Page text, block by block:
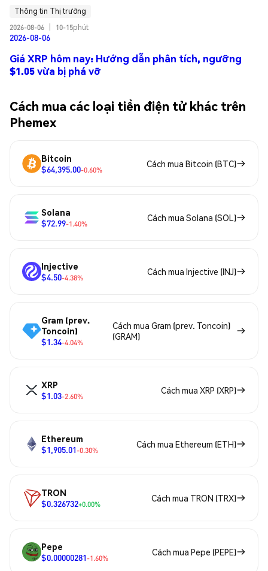
Thông tin Thị trường
2026-08-06
10-15phút
2026-08-06
Giá XRP hôm nay: Hướng dẫn phân tích, ngưỡng
$1.05 vừa bị phá vỡ
Cách mua các loại tiền điện tử khác trên
Phemex
Bitcoin
$64,395.00-0.60%
Cách mua Bitcoin (BTC)
Solana
$72.99-1.40%
Cách mua Solana (SOL)
Injective
$4.50-4.38%
Cách mua Injective (INJ)
Gram (prev.
Toncoin)
$1.34-4.04%
Cách mua Gram (prev. Toncoin)
(GRAM)
XRP
$1.03-2.60%
Cách mua XRP (XRP)
Ethereum
$1,905.01-0.30%
Cách mua Ethereum (ETH)
TRON
$0.326732+0.00%
Cách mua TRON (TRX)
Pepe
$0.00000281-1.60%
Cách mua Pepe (PEPE)